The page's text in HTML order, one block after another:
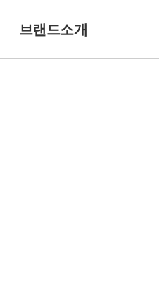
브랜드소개